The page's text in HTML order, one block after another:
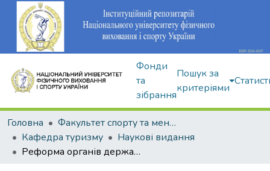
Фонди
та
зібрання
Пошук за
критеріями
Головна
Факультет спорту та менеджменту
Кафедра туризму
Наукові видання
Реформа органів державної влади на Поділлі за доби Гетьманату П. Скоропадського в контексті становлення адміністративної системи сучасної України